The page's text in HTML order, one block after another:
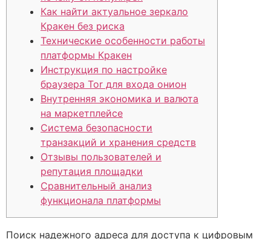
Как найти актуальное зеркало
Кракен без риска
Технические особенности работы
платформы Кракен
Инструкция по настройке
браузера Tor для входа онион
Внутренняя экономика и валюта
на маркетплейсе
Система безопасности
транзакций и хранения средств
Отзывы пользователей и
репутация площадки
Сравнительный анализ
функционала платформы
Поиск надежного адреса для доступа к цифровым